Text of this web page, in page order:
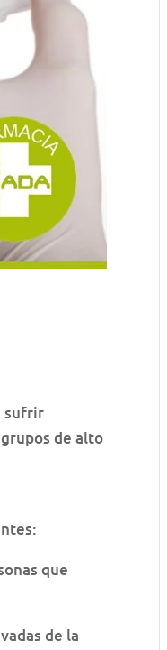
sufrir
de alto
que
de la